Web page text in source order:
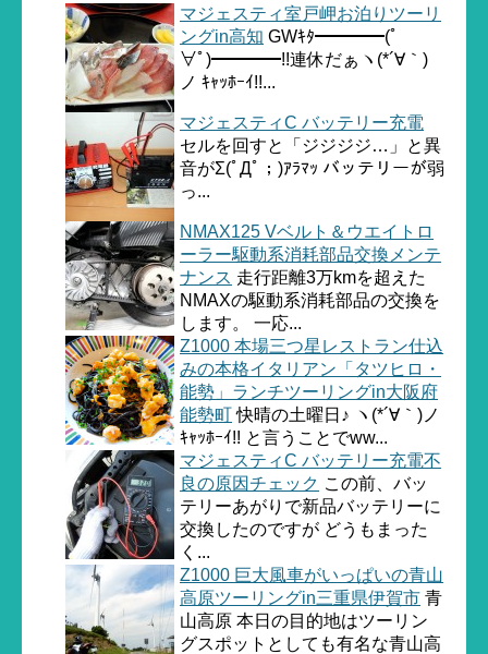
マジェスティ室戸岬お泊りツーリ
ングin高知 GWｷﾀ━━━━(ﾟ
∀ﾟ)━━━━!!連休だぁヽ(*´∀｀)
ノ ｷｬｯﾎｰｲ!!...
マジェスティC バッテリー充電
セルを回すと「ジジジジ…」と異
音がΣ(ﾟДﾟ；)ｱﾗﾏｯ バッテリーが弱
っ...
NMAX125 Vベルト＆ウエイトロ
ーラー駆動系消耗部品交換メンテ
ナンス 走行距離3万kmを超えた
NMAXの駆動系消耗部品の交換を
します。 一応...
Z1000 本場三つ星レストラン仕込
みの本格イタリアン「タツヒロ・
能勢」ランチツーリングin大阪府
能勢町 快晴の土曜日♪ ヽ(*´∀｀)ノ
ｷｬｯﾎｰｲ!! と言うことでww...
マジェスティC バッテリー充電不
良の原因チェック この前、バッ
テリーあがりで新品バッテリーに
交換したのですが どうもまった
く...
Z1000 巨大風車がいっぱいの青山
高原ツーリングin三重県伊賀市 青
山高原 本日の目的地はツーリン
グスポットとしても有名な青山高